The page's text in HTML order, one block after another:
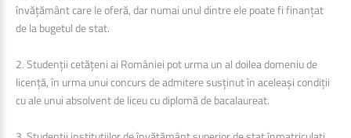
învățământ care le oferă, dar numai unul dintre ele poate fi finanțat
de la bugetul de stat.
2. Studenții cetățeni ai României pot urma un al doilea domeniu de
licență, în urma unui concurs de admitere susținut în aceleași condiții
cu ale unui absolvent de liceu cu diplomă de bacalaureat.